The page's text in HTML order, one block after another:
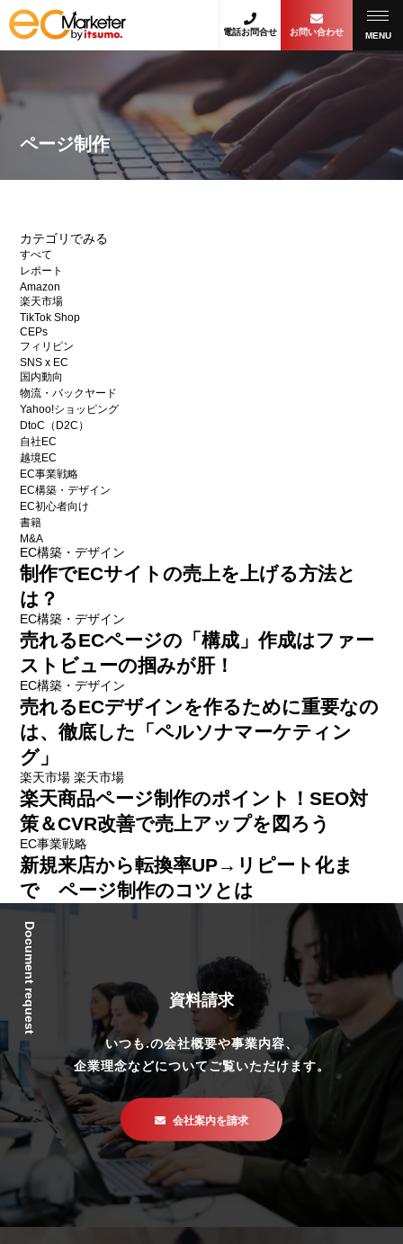
電話お問合せ お問い合わせ MENU
ページ制作
カテゴリでみる
すべて
レポート
Amazon
楽天市場
TikTok Shop
CEPs
フィリピン
SNS x EC
国内動向
物流・バックヤード
Yahoo!ショッピング
DtoC（D2C）
自社EC
越境EC
EC事業戦略
EC構築・デザイン
EC初心者向け
書籍
M&A
EC構築・デザイン
制作でECサイトの売上を上げる方法と
は？
EC構築・デザイン
売れるECページの「構成」作成はファー
ストビューの掴みが肝！
EC構築・デザイン
売れるECデザインを作るために重要なの
は、徹底した「ペルソナマーケティン
グ」
楽天市場 楽天市場
楽天商品ページ制作のポイント！SEO対
策＆CVR改善で売上アップを図ろう
EC事業戦略
新規来店から転換率UP→リピート化ま
で ページ制作のコツとは
Document request 資料請求
いつも.の会社概要や事業内容、
企業理念などについてご覧いただけます。
会社案内を請求